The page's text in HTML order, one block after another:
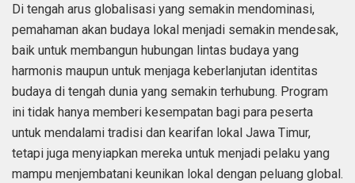
Di tengah arus globalisasi yang semakin mendominasi,
pemahaman akan budaya lokal menjadi semakin mendesak,
baik untuk membangun hubungan lintas budaya yang
harmonis maupun untuk menjaga keberlanjutan identitas
budaya di tengah dunia yang semakin terhubung. Program
ini tidak hanya memberi kesempatan bagi para peserta
untuk mendalami tradisi dan kearifan lokal Jawa Timur,
tetapi juga menyiapkan mereka untuk menjadi pelaku yang
mampu menjembatani keunikan lokal dengan peluang global.